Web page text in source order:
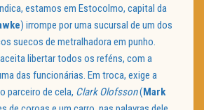
estamos em Estocolmo, capital da
) irrompe por uma sucursal de um dos
suecos de metralhadora em punho.
libertar todos os reféns, com a
das funcionárias. Em troca, exige a
parceiro de cela, Clark Olofsson(Mark